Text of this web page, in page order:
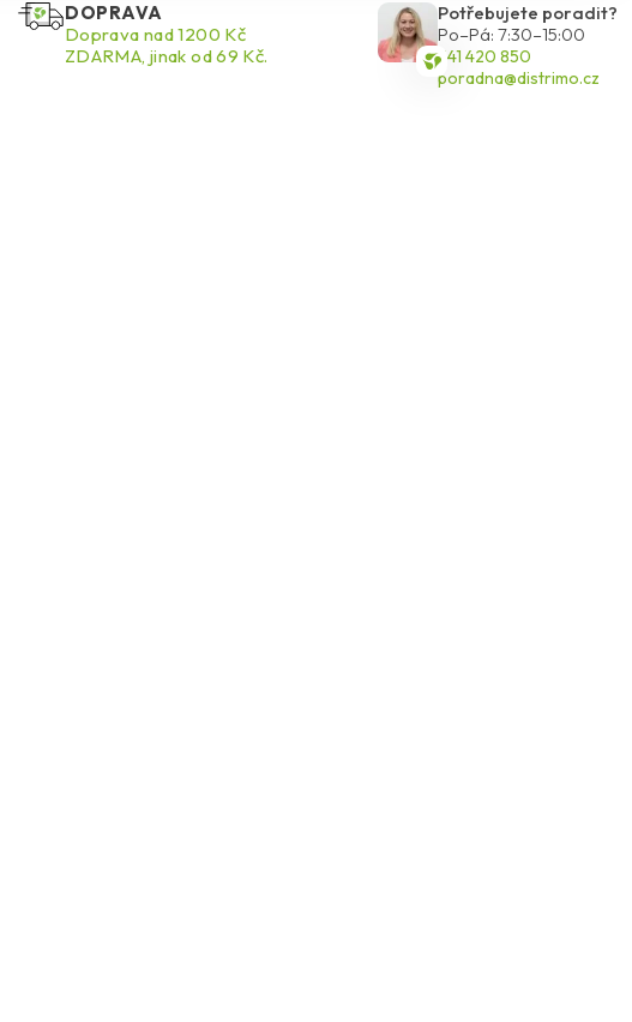
DOPRAVA
Doprava nad 1200 Kč
ZDARMA, jinak od 69 Kč.
Potřebujete poradit?
Po–Pá: 7:30–15:00
541 420 850
poradna@distrimo.cz